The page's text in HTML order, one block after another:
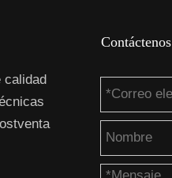
calidad
Contáctenos